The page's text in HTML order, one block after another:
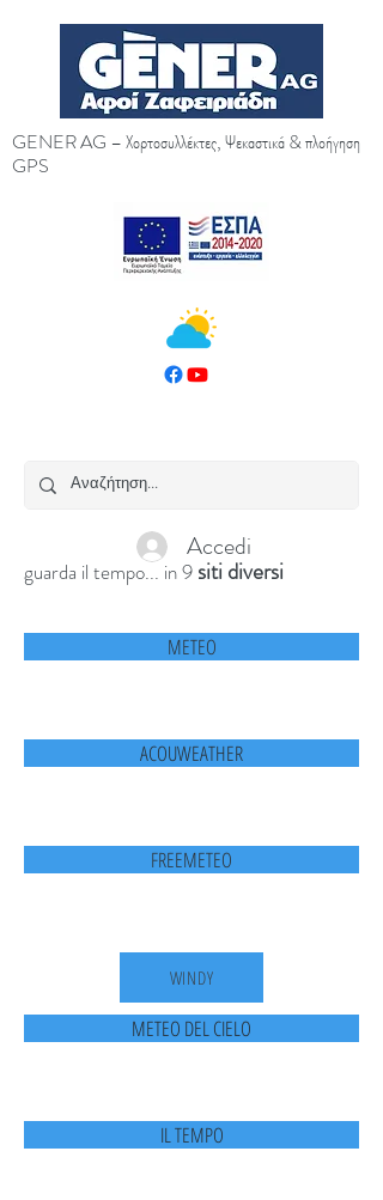
GENER AG – Χορτοσυλλέκτες, Ψεκαστικά & πλοήγηση
GPS
Accedi
guarda il tempo... in 9 siti diversi
METEO
ACOUWEATHER
FREEMETEO
WINDY
METEO DEL CIELO
IL TEMPO